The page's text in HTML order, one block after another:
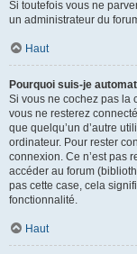
Si toutefois vous ne
un administrateur du
Haut
Pourquoi suis-je
Si vous ne cochez pas la
vous ne resterez
que quelqu’un d’autre
ordinateur. Pour rester
connexion. Ce n’est pas
accéder au forum
pas cette case, cela
fonctionnalité.
Haut